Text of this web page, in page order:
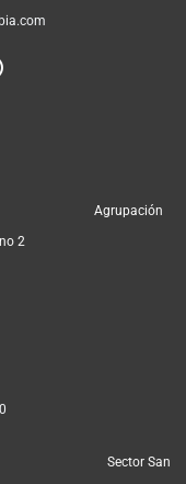
Agrupación
2
San